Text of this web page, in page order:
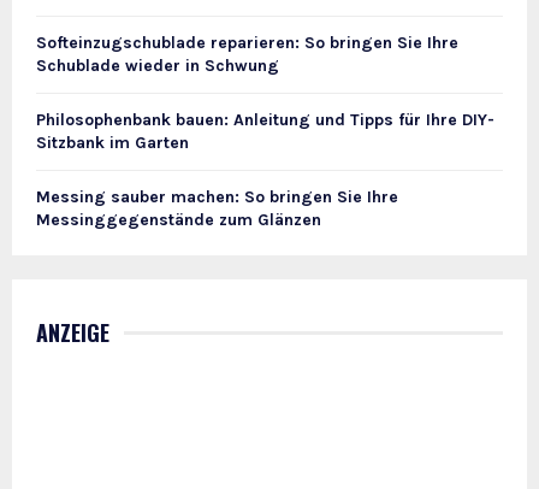
Softeinzugschublade reparieren: So bringen Sie Ihre
Schublade wieder in Schwung
Philosophenbank bauen: Anleitung und Tipps für Ihre DIY-
Sitzbank im Garten
Messing sauber machen: So bringen Sie Ihre
Messinggegenstände zum Glänzen
ANZEIGE